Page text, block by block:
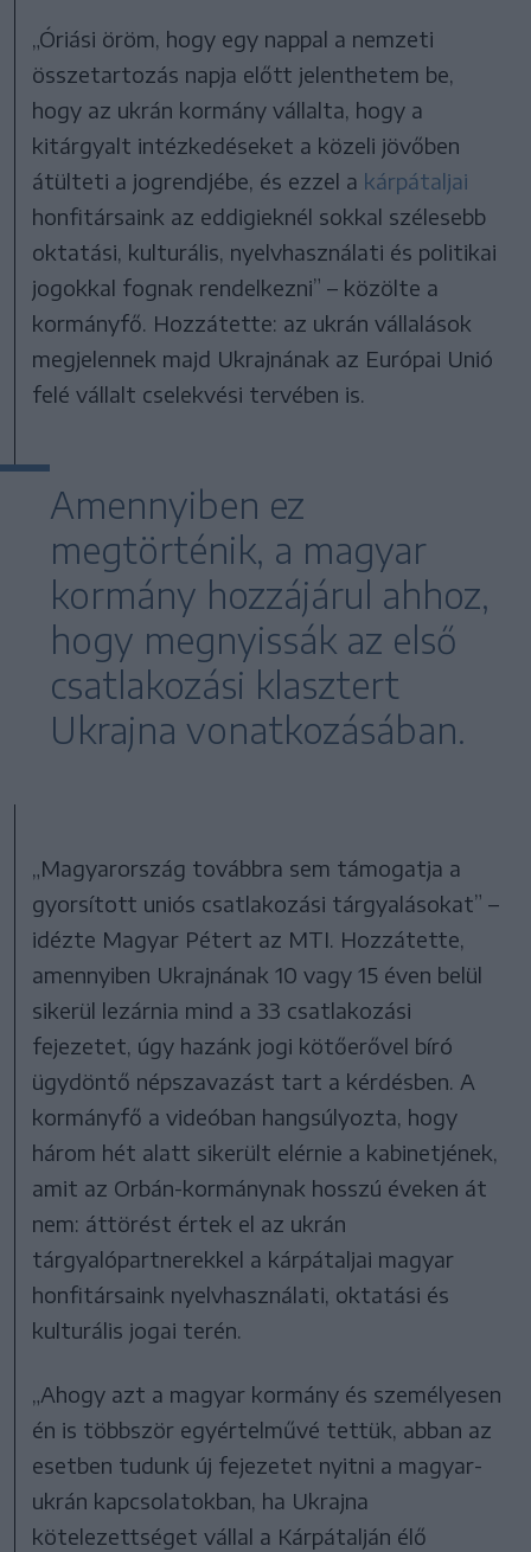
„Óriási öröm, hogy egy nappal a nemzeti
összetartozás napja előtt jelenthetem be,
hogy az ukrán kormány vállalta, hogy a
kitárgyalt intézkedéseket a közeli jövőben
átülteti a jogrendjébe, és ezzel a kárpátaljai
honfitársaink az eddigieknél sokkal szélesebb
oktatási, kulturális, nyelvhasználati és politikai
jogokkal fognak rendelkezni” – közölte a
kormányfő. Hozzátette: az ukrán vállalások
megjelennek majd Ukrajnának az Európai Unió
felé vállalt cselekvési tervében is.
Amennyiben ez
megtörténik, a magyar
kormány hozzájárul ahhoz,
hogy megnyissák az első
csatlakozási klasztert
Ukrajna vonatkozásában.
„Magyarország továbbra sem támogatja a
gyorsított uniós csatlakozási tárgyalásokat” –
idézte Magyar Pétert az MTI. Hozzátette,
amennyiben Ukrajnának 10 vagy 15 éven belül
sikerül lezárnia mind a 33 csatlakozási
fejezetet, úgy hazánk jogi kötőerővel bíró
ügydöntő népszavazást tart a kérdésben. A
kormányfő a videóban hangsúlyozta, hogy
három hét alatt sikerült elérnie a kabinetjének,
amit az Orbán-kormánynak hosszú éveken át
nem: áttörést értek el az ukrán
tárgyalópartnerekkel a kárpátaljai magyar
honfitársaink nyelvhasználati, oktatási és
kulturális jogai terén.
„Ahogy azt a magyar kormány és személyesen
én is többször egyértelművé tettük, abban az
esetben tudunk új fejezetet nyitni a magyar-
ukrán kapcsolatokban, ha Ukrajna
kötelezettséget vállal a Kárpátalján élő